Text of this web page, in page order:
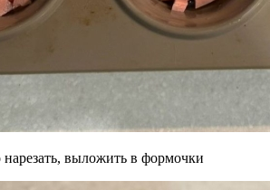
выложить в формочки